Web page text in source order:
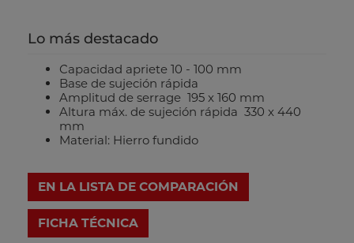
Lo más destacado
Capacidad apriete 10 - 100 mm
Base de sujeción rápida
Amplitud de serrage 195 x 160 mm
Altura máx. de sujeción rápida 330 x 440
mm
Material: Hierro fundido
EN LA LISTA DE COMPARACIÓN
FICHA TÉCNICA